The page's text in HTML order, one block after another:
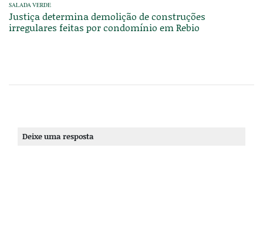
SALADA VERDE
Justiça determina demolição de construções
irregulares feitas por condomínio em Rebio
Deixe uma resposta